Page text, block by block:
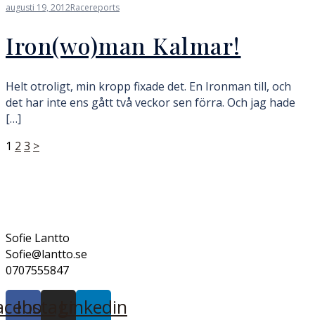
augusti 19, 2012Racereports
Iron(wo)man Kalmar!
Helt otroligt, min kropp fixade det. En Ironman till, och
det har inte ens gått två veckor sen förra. Och jag hade
[…]
Sidnumrering
1 2 3 >
Sofie Lantto
Sofie@lantto.se
0707555847
InstagramLinkedin